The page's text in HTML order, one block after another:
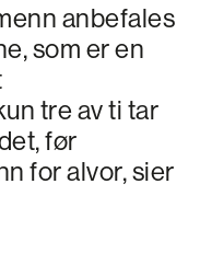
anbefales
som er en
tre av ti tar
før
for alvor, sier